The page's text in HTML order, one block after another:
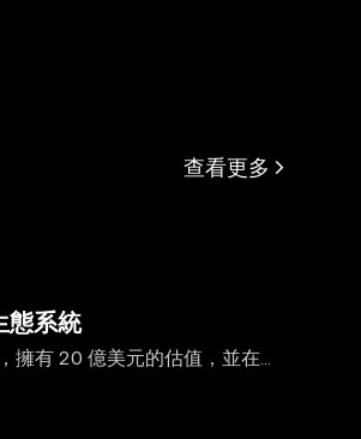
查看更多
態系統
擁有 20 億美元的估值，並在
新定義區塊鏈安全，並賦能去